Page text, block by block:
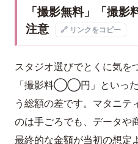
「撮影無料」「撮影
注意
🔗 リンクをコピー
スタジオ選びでとくに気を
「撮影料◯◯円」といっ
う総額の差です。マタニテ
のは手ごろでも、データや
最終的な金額が当初の想定